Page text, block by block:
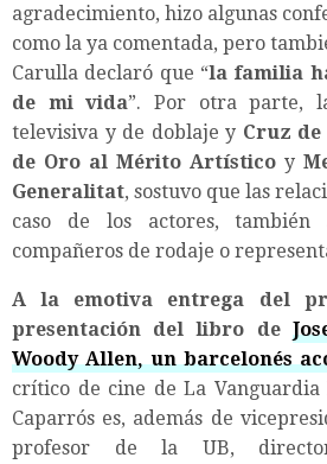
agradecimiento, hizo algunas
como la ya comentada, pero
Carulla declaró que “la familia
de mi vida”. Por otra parte,
televisiva y de doblaje y Cruz de
de Oro al Mérito Artístico y
Generalitat, sostuvo que las
caso de los actores, también
compañeros de rodaje o
A la emotiva entrega del
presentación del libro de
Woody Allen, un barcelonés
crítico de cine de La Vanguardia
Caparrós es, además de
profesor de la UB,